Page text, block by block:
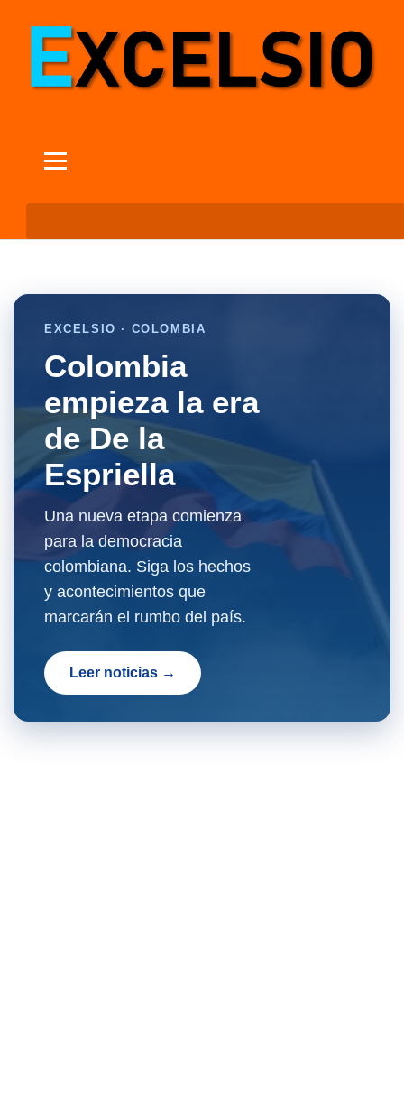
EXCELSIO · COLOMBIA
Colombia
empieza la era
de De la
Espriella
Una nueva etapa comienza
para la democracia
colombiana. Siga los hechos
y acontecimientos que
marcarán el rumbo del país.
Leer noticias →